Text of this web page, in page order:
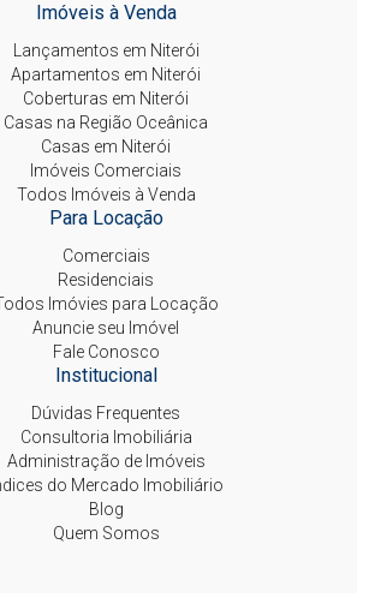
Imóveis à Venda
Lançamentos em Niterói
Apartamentos em Niterói
Coberturas em Niterói
Casas na Região Oceânica
Casas em Niterói
Imóveis Comerciais
Todos Imóveis à Venda
Para Locação
Comerciais
Residenciais
Imóvies para Locação
Anuncie seu Imóvel
Fale Conosco
Institucional
Dúvidas Frequentes
Consultoria Imobiliária
Administração de Imóveis
do Mercado Imobiliário
Blog
Quem Somos